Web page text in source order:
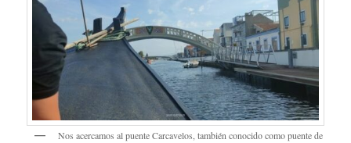
Nos acercamos al puente Carcavelos, también conocido como puente de